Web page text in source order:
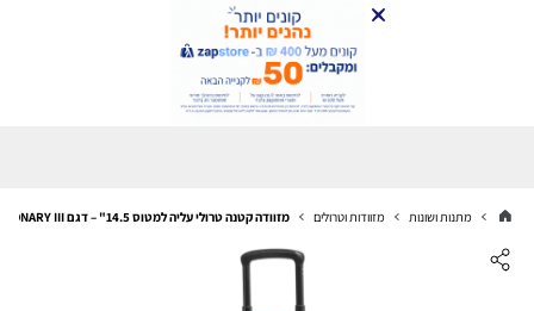
מתנות ושונות מזוודות וטרולים מזוודה קטנה טרולי עליה למטוס 14.5" – דגם VISIONARY III מבית VERAGE